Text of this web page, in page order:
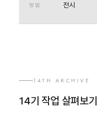
방법 전시
14TH ARCHIVE
14기 작업 살펴보기